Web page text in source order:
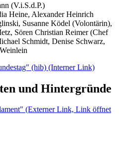
(V.i.S.d.P.)
Heine, Alexander Heinrich
Susanne Ködel (Volontärin),
Sören Christian Reimer (Chef
Schmidt, Denise Schwarz,
(hib) (Interner Link)
und Hintergründe
(Externer Link, Link öffnet